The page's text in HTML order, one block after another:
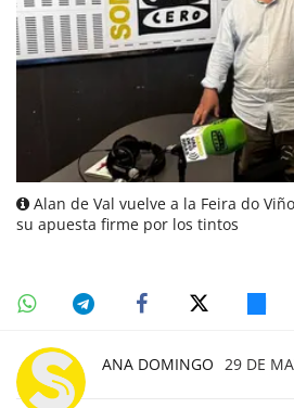
Alan de Val vuelve a la Feira do
su apuesta firme por los tintos
ANA DOMINGO 29 DE